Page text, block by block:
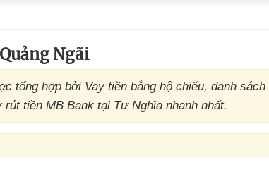
Ngãi
tổng hợp bởi Vay tiền bằng hộ chiếu, danh
tiền MB Bank tại Tư Nghĩa nhanh nhất.